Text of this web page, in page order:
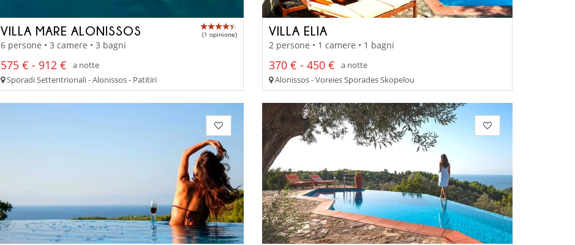
VILLA MARE ALONISSOS (1 opinione)
6 persone • 3 camere • 3 bagni
575 € - 912 €
a notte
Sporadi Settentrionali - Alonissos - Patitiri
VILLA ELIA
2 persone • 1 camere • 1 bagni
370 € - 450 €
a notte
Alonissos - Voreies Sporades Skopelou